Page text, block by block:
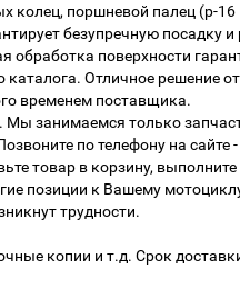
колец, поршневой палец (р-
безупречную посадку
обработка поверхности
Отличное решение
временем поставщика.
Мы занимаемся только
по телефону на сайте
товар в корзину,
позиции к Вашему
трудности.
копии и т.д. Срок